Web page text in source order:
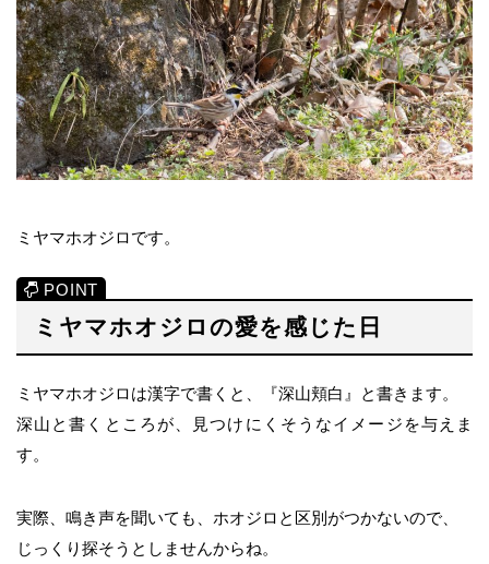
ミヤマホオジロです。
ミヤマホオジロの愛を感じた日
ミヤマホオジロは漢字で書くと、『深山頬白』と書きます。
深山と書くところが、見つけにくそうなイメージを与えま
す。
実際、鳴き声を聞いても、ホオジロと区別がつかないので、
じっくり探そうとしませんからね。